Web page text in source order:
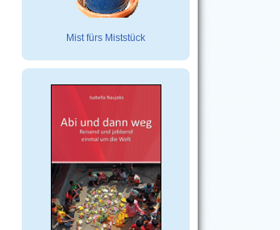
Mist fürs Miststück